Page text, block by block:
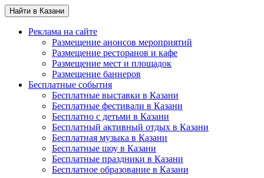
Найти в Казани
Реклама на сайте
Размещение анонсов мероприятий
Размещение ресторанов и кафе
Размещение мест и площадок
Размещение баннеров
Бесплатные события
Бесплатные выставки в Казани
Бесплатные фестивали в Казани
Бесплатно с детьми в Казани
Бесплатный активный отдых в Казани
Бесплатная музыка в Казани
Бесплатные шоу в Казани
Бесплатные праздники в Казани
Бесплатное образование в Казани